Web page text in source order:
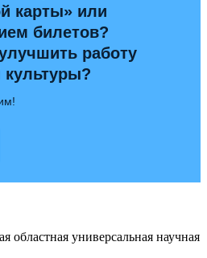
карты» или
билетов?
работу
областная универсальная научная